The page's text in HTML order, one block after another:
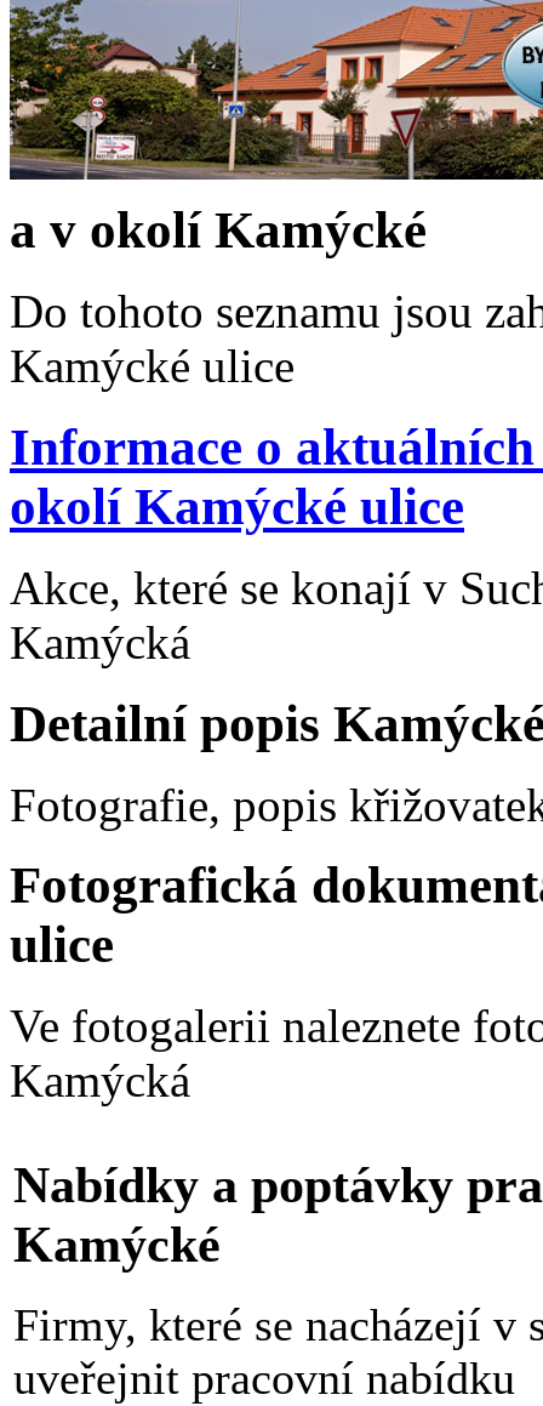
a v okolí Kamýcké
Do tohoto seznamu jsou
Kamýcké ulice
Informace o
okolí Kamýcké ulice
Akce, které se konají v
Kamýcká
Detailní popis
Fotografie, popis
Fotografická
ulice
Ve fotogalerii naleznete
Kamýcká
Nabídky a poptávky
Kamýcké
Firmy, které se nacházejí v
uveřejnit pracovní nabídku